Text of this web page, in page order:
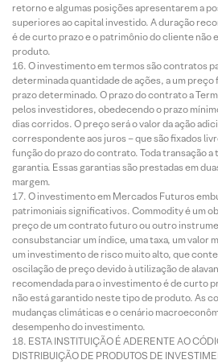
retorno e algumas posições apresentarem a
superiores ao capital investido. A duração
é de curto prazo e o patrimônio do cliente não
produto.
O investimento em termos são contratos
determinada quantidade de ações, a um preço
prazo determinado. O prazo do contrato a
pelos investidores, obedecendo o prazo
dias corridos. O preço será o valor da ação
correspondente aos juros – que são fixados
função do prazo do contrato. Toda transação
garantia. Essas garantias são prestadas em
margem.
O investimento em Mercados Futuros
patrimoniais significativos. Commodity é um
preço de um contrato futuro ou outro
consubstanciar um índice, uma taxa, um valor
um investimento de risco muito alto, que
oscilação de preço devido à utilização de
recomendada para o investimento é de curto
não está garantido neste tipo de produto. As
mudanças climáticas e o cenário
desempenho do investimento.
ESTA INSTITUIÇÃO É ADERENTE AO
DISTRIBUIÇÃO DE PRODUTOS DE